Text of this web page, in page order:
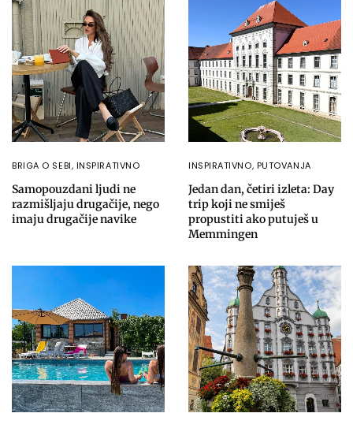
BRIGA O SEBI, INSPIRATIVNO
Samopouzdani ljudi ne
razmišljaju drugačije, nego
imaju drugačije navike
INSPIRATIVNO, PUTOVANJA
Jedan dan, četiri izleta: Day
trip koji ne smiješ
propustiti ako putuješ u
Memmingen